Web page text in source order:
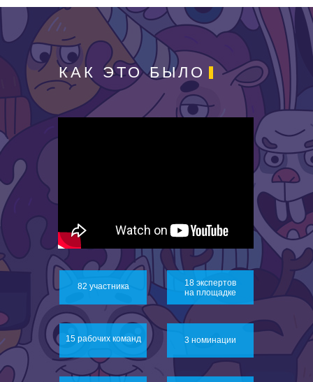
КАК ЭТО БЫЛО
82 участника
18 экспертов
на площадке
15 рабочих команд 3 номинации